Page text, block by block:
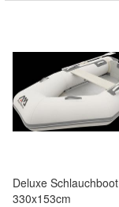
Deluxe Schlauchboot
330x153cm